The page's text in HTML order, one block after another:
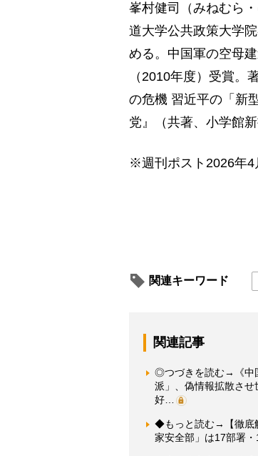
峯村健司（みねむら
道大学公共政策大学
める。中国軍の空母
（2010年度）受賞。
の危機 習近平の「新
党』（共著、小学館新
※週刊ポスト2026年4
関連キーワード
関連記事
◎つづきを読む→《中
派」、偽情報拡散さ
好…
◆もっと読む→【徹底
家安全部」は17部署